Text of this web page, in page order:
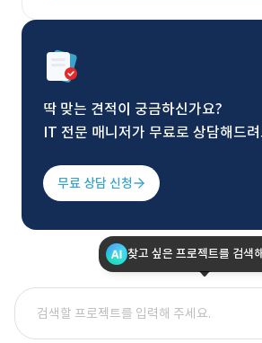
딱 맞는 견적이 궁금하신가요?
IT 전문 매니저가 무료로 상담해드
무료 상담 신청
찾고 싶은 프로젝트를 검색